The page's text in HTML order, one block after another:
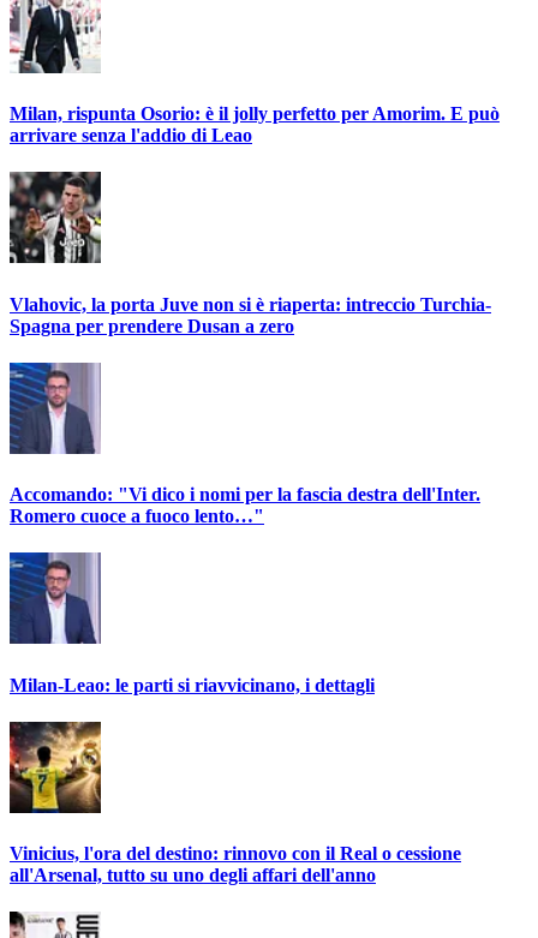
Milan, rispunta Osorio: è il jolly perfetto per Amorim. E può
arrivare senza l'addio di Leao
Vlahovic, la porta Juve non si è riaperta: intreccio Turchia-
Spagna per prendere Dusan a zero
Accomando: "Vi dico i nomi per la fascia destra dell'Inter.
Romero cuoce a fuoco lento…"
Milan-Leao: le parti si riavvicinano, i dettagli
Vinicius, l'ora del destino: rinnovo con il Real o cessione
all'Arsenal, tutto su uno degli affari dell'anno